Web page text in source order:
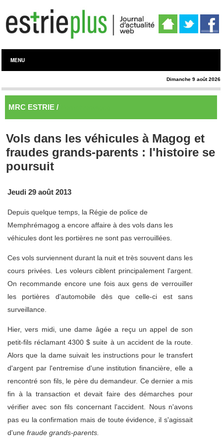
MENU
Dimanche 9 août 2026
MRC ESTRIE /
Vols dans les véhicules à Magog et
fraudes grands-parents : l'histoire se
poursuit
Jeudi 29 août 2013
Depuis quelque temps, la Régie de police de
Memphrémagog a encore affaire à des vols dans les
véhicules dont les portières ne sont pas verrouillées.
Ces vols surviennent durant la nuit et très souvent dans les
cours privées. Les voleurs ciblent principalement l'argent.
On recommande encore une fois aux gens de verrouiller
les portières d'automobile dès que celle-ci est sans
surveillance.
Hier, vers midi, une dame âgée a reçu un appel de son
petit-fils réclamant 4300 $ suite à un accident de la route.
Alors que la dame suivait les instructions pour le transfert
d'argent par l'entremise d'une institution financière, elle a
rencontré son fils, le père du demandeur. Ce dernier a mis
fin à la transaction et devait faire des démarches pour
vérifier avec son fils concernant l'accident. Nous n'avons
pas eu la confirmation mais de toute évidence, il s'agissait
d'une fraude grands-parents.